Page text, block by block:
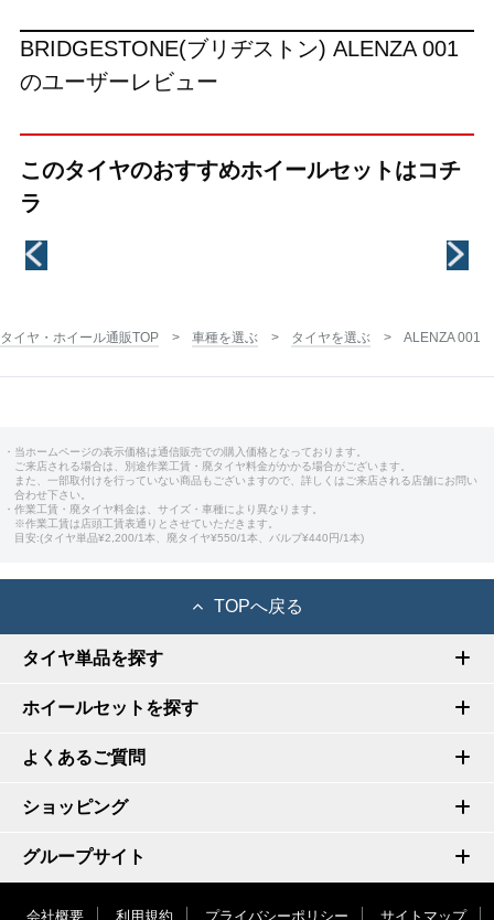
BRIDGESTONE(ブリヂストン) ALENZA 001
のユーザーレビュー
このタイヤのおすすめホイールセットはコチ
ラ
タイヤ・ホイール通販TOP 車種を選ぶ タイヤを選ぶ ALENZA 001
・当ホームページの表示価格は通信販売での購入価格となっております。
ご来店される場合は、別途作業工賃・廃タイヤ料金がかかる場合がございます。
また、一部取付けを行っていない商品もございますので、詳しくはご来店される店舗にお問い
合わせ下さい。
・作業工賃・廃タイヤ料金は、サイズ・車種により異なります。
※作業工賃は店頭工賃表通りとさせていただきます。
目安:(タイヤ単品¥2,200/1本、廃タイヤ¥550/1本、バルブ¥440円/1本)
TOPへ戻る
タイヤ単品を探す
ホイールセットを探す
よくあるご質問
ショッピング
グループサイト
会社概要 利用規約 プライバシーポリシー サイトマップ